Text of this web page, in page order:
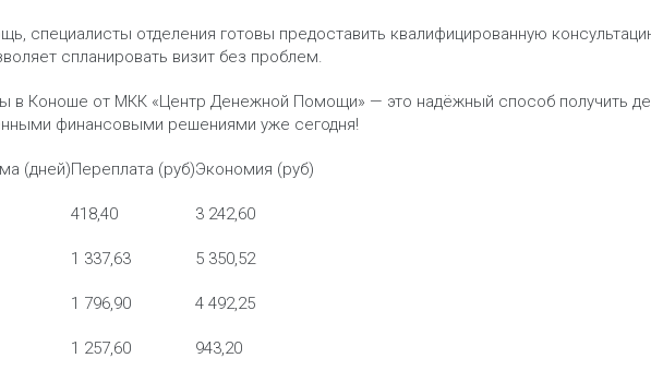
специалисты отделения готовы предоставить квалифицированную
спланировать визит без проблем.
в Коноше от МКК «Центр Денежной Помощи» — это надёжный способ получить
финансовыми решениями уже сегодня!
(дней)Переплата (руб)Экономия (руб)
418,40 3 242,60
1 337,63 5 350,52
1 796,90 4 492,25
1 257,60 943,20